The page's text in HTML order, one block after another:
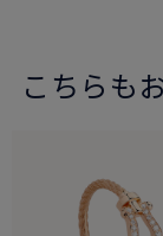
こちらも